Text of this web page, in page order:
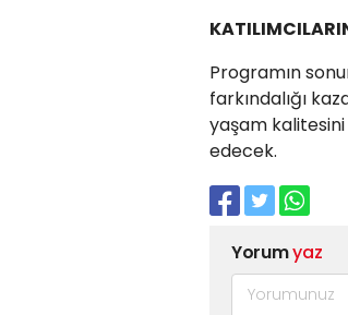
Programın
farkındalığı
yaşam
edecek.
Yorumyaz